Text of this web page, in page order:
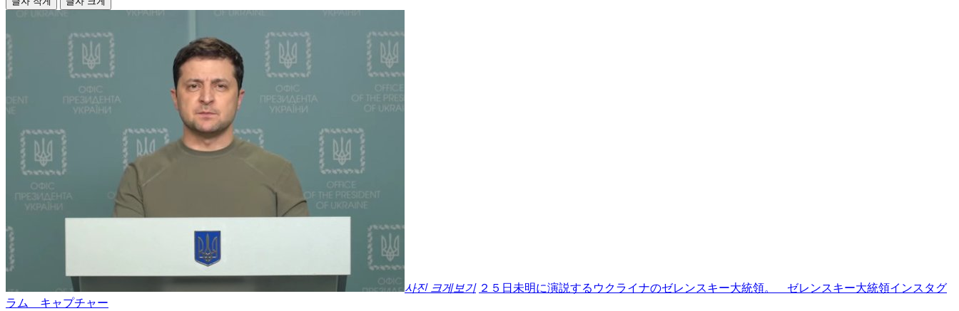
사진 크게보기 ２５日未明に演説するウクライナのゼレンスキー大統領。 ゼレンスキー大統領インスタグ
ラム キャプチャー